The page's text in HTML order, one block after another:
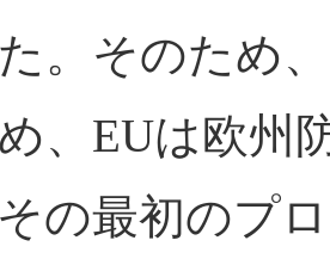
。そのため
、EUは欧州
の最初のプ